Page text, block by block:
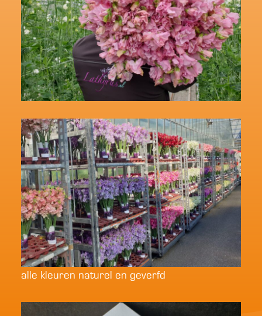
alle kleuren naturel en geverfd